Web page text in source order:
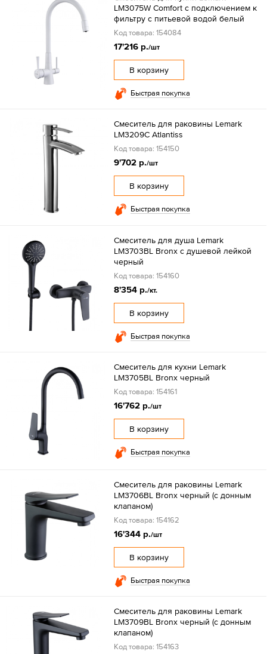
LM3075W Comfort с подключением к
фильтру с питьевой водой белый
Код товара: 154084
17'216 р./шт
В корзину
Быстрая покупка
Смеситель для раковины Lemark
LM3209C Atlantiss
Код товара: 154150
9'702 р./шт
В корзину
Быстрая покупка
Смеситель для душа Lemark
LM3703BL Bronx с душевой лейкой
черный
Код товара: 154160
8'354 р./кт.
В корзину
Быстрая покупка
Смеситель для кухни Lemark
LM3705BL Bronx черный
Код товара: 154161
16'762 р./шт
В корзину
Быстрая покупка
Смеситель для раковины Lemark
LM3706BL Bronx черный (с донным
клапаном)
Код товара: 154162
16'344 р./шт
В корзину
Быстрая покупка
Смеситель для раковины Lemark
LM3709BL Bronx черный (с донным
клапаном)
Код товара: 154163